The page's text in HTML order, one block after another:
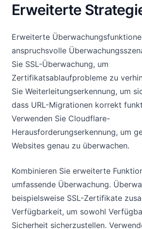
Erweiterte
Erweiterte
anspruchsvolle
Sie SSL-Überwachung, um
Zertifikatsablaufprobleme zu
Sie Weiterleitungserkennung, um
dass URL-Migrationen korrekt
Verwenden Sie Cloudflare-
Herausforderungserkennung, um
Websites genau zu überwachen.
Kombinieren Sie erweiterte
umfassende Überwachung.
beispielsweise SSL-Zertifikate
Verfügbarkeit, um sowohl
Sicherheit sicherzustellen.